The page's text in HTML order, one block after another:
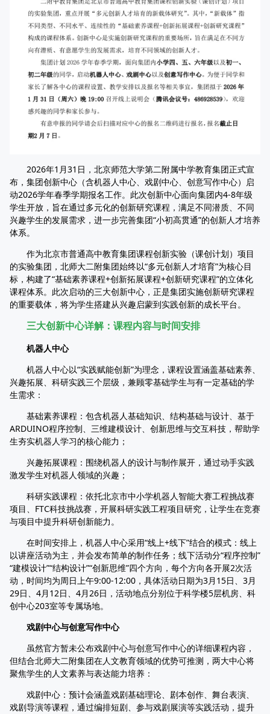
2026年1月31日，北京师范大学第二附属中学教育集团正式宣
布，集团创新中心（含机器人中心、戏剧中心、创意写作中心）启
动2026学年春季学期报名工作。此次创新中心面向集团内4-8年级
学生开放，旨在通过多元化的创新研究课程，满足不同潜质、不同
兴趣学生的发展需求，进一步完善集团“小初高贯通”的创新人才培养
体系。
作为北京市普通高中教育集团课程创新实验（课创计划）项目
的实验集团，北师大二附集团始终以“多元创新人才培育”为核心目
标，构建了“基础素养课程+创新拓展课程+创新研究课程”的立体化
课程体系。此次启动的三大创新中心，正是集团实施创新研究课程
的重要载体，将为学生搭建从兴趣启蒙到实践创新的成长平台。
三大创新中心详解：课程内容与时间安排
机器人中心
机器人中心以“实践赋能创新”为理念，课程设置涵盖基础素养、
兴趣拓展、科研实践三个层级，兼顾零基础学生与有一定基础的学
生需求：
基础素养课程：包含机器人基础知识、结构基础与设计、基于
ARDUINO程序控制、三维建模设计、创新思维与交互科技，帮助学
生夯实机器人学习的核心能力；
兴趣拓展课程：围绕机器人的设计与制作展开，通过动手实践
激发学生对机器人领域的兴趣；
科研实践课程：依托北京市中小学机器人智能大赛工程挑战赛
项目、FTC科技挑战赛，开展科研实践工程项目研究，让学生在竞赛
与项目中提升科研创新能力。
在时间安排上，机器人中心采用“线上+线下”结合的模式：线上
以讲座活动为主，并会发布简单的制作任务；线下活动分“程序控制”
“建模设计”“结构设计”“创新思维”四个方向，每个方向各开展2次活
动，时间均为周日上午9:00-12:00，具体活动日期为3月15日、3月
29日、4月12日、4月26日，活动地点分别位于科学楼5层机房、科
创中心203室等专属场地。
戏剧中心与创意写作中心
虽然官方暂未公布戏剧中心与创意写作中心的详细课程内容，
但结合北师大二附集团在人文教育领域的优势可推测，两大中心将
聚焦学生的人文素养与表达能力培养：
戏剧中心：预计会涵盖戏剧基础理论、剧本创作、舞台表演、
戏剧导演等课程，通过编排短剧、参与戏剧展演等实践活动，提升